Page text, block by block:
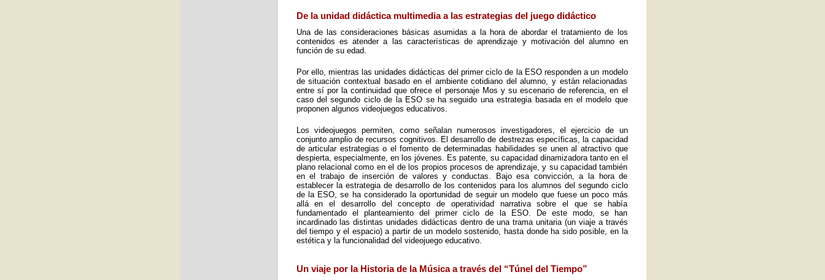
De la unidad didáctica multimedia a las estrategias del juego didáctico
Una de las consideraciones básicas asumidas a la hora de abordar el tratamiento de los
contenidos es atender a las características de aprendizaje y motivación del alumno en
función de su edad.
Por ello, mientras las unidades didácticas del primer ciclo de la ESO responden a un modelo
de situación contextual basado en el ambiente cotidiano del alumno, y están relacionadas
entre sí por la continuidad que ofrece el personaje Mos y su escenario de referencia, en el
caso del segundo ciclo de la ESO se ha seguido una estrategia basada en el modelo que
proponen algunos videojuegos educativos.
Los videojuegos permiten, como señalan numerosos investigadores, el ejercicio de un
conjunto amplio de recursos cognitivos. El desarrollo de destrezas específicas, la capacidad
de articular estrategias o el fomento de determinadas habilidades se unen al atractivo que
despierta, especialmente, en los jóvenes. Es patente, su capacidad dinamizadora tanto en el
plano relacional como en el de los propios procesos de aprendizaje, y su capacidad también
en el trabajo de inserción de valores y conductas. Bajo esa convicción, a la hora de
establecer la estrategia de desarrollo de los contenidos para los alumnos del segundo ciclo
de la ESO, se ha considerado la oportunidad de seguir un modelo que fuese un poco más
allá en el desarrollo del concepto de operatividad narrativa sobre el que se había
fundamentado el planteamiento del primer ciclo de la ESO. De este modo, se han
incardinado las distintas unidades didácticas dentro de una trama unitaria (un viaje a través
del tiempo y el espacio) a partir de un modelo sostenido, hasta donde ha sido posible, en la
estética y la funcionalidad del videojuego educativo.
Un viaje por la Historia de la Música a través del “Túnel del Tiempo”